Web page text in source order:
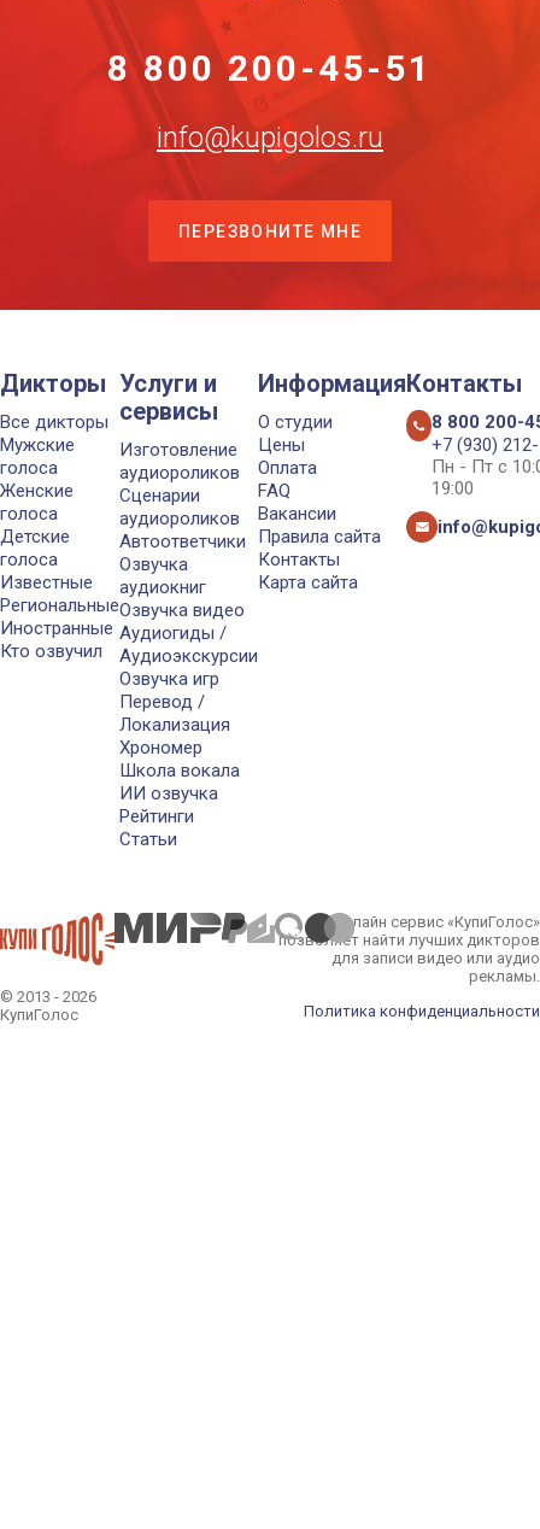
8 800 200-45-51
info@kupigolos.ru
ПЕРЕЗВОНИТЕ МНЕ
Дикторы
Все дикторы
Мужские
голоса
Женские
голоса
Детские
голоса
Известные
Региональные
Иностранные
Кто озвучил
Услуги и
сервисы
Изготовление
аудиороликов
Сценарии
аудиороликов
Автоответчики
Озвучка
аудиокниг
Озвучка видео
Аудиогиды /
Аудиоэкскурсии
Озвучка игр
Перевод /
Локализация
Хрономер
Школа вокала
ИИ озвучка
Рейтинги
Статьи
Информация
О студии
Цены
Оплата
FAQ
Вакансии
Правила сайта
Контакты
Карта сайта
Контакты
8 800 200-
+7 (930)
Пн - Пт с
19:00
© 2013 - 2026
КупиГолос
Онлайн сервис «КупиГолос»
позволяет найти лучших дикторов
для записи видео или аудио
рекламы.
Политика конфиденциальности